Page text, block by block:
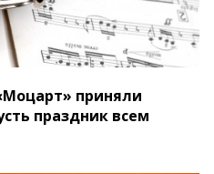
приняли
праздник всем